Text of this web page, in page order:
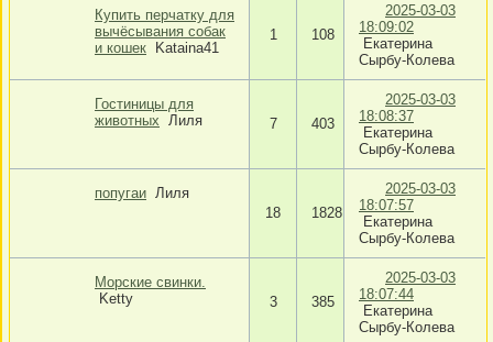
Купить перчатку для
вычёсывания собак
и кошек
Kataina41
1 108
2025-03-03
18:09:02
Екатерина
Сырбу-Колева
Гостиницы для
животных
Лиля 7 403
2025-03-03
18:08:37
Екатерина
Сырбу-Колева
попугаи Лиля
18
1828
2025-03-03
18:07:57
Екатерина
Сырбу-Колева
Морские свинки.
Ketty
3 385
2025-03-03
18:07:44
Екатерина
Сырбу-Колева